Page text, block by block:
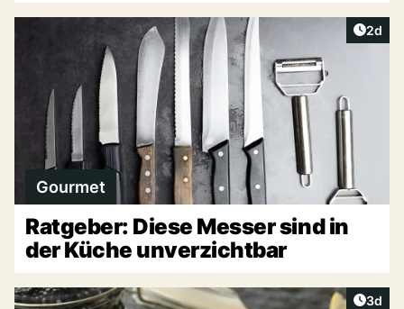
2d
Gourmet
Ratgeber: Diese Messer sind in
der Küche unverzichtbar
3d